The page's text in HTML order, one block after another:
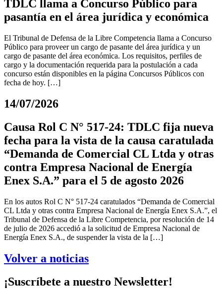
TDLC llama a Concurso Público para
pasantía en el área jurídica y económica
El Tribunal de Defensa de la Libre Competencia llama a Concurso
Público para proveer un cargo de pasante del área jurídica y un
cargo de pasante del área económica. Los requisitos, perfiles de
cargo y la documentación requerida para la postulación a cada
concurso están disponibles en la página Concursos Públicos con
fecha de hoy. […]
14/07/2026
Causa Rol C N° 517-24: TDLC fija nueva
fecha para la vista de la causa caratulada
“Demanda de Comercial CL Ltda y otras
contra Empresa Nacional de Energía
Enex S.A.” para el 5 de agosto 2026
En los autos Rol C N° 517-24 caratulados “Demanda de Comercial
CL Ltda y otras contra Empresa Nacional de Energía Enex S.A.”, el
Tribunal de Defensa de la Libre Competencia, por resolución de 14
de julio de 2026 accedió a la solicitud de Empresa Nacional de
Energía Enex S.A., de suspender la vista de la […]
Volver a noticias
¡Suscríbete a nuestro Newsletter!